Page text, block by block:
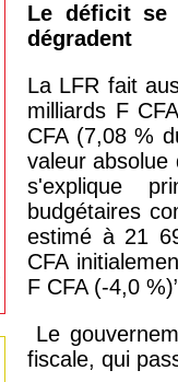
Le déficit se
dégradent
La LFR fait
milliards F
CFA (7,08 %
valeur absolue
s'explique
budgétaires
estimé à 21
CFA
F CFA (-4,0
Le
fiscale, qui